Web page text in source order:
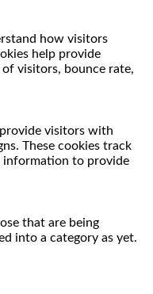
how visitors
help provide
visitors, bounce rate,
visitors with
These cookies track
information to provide
that are being
into a category as yet.